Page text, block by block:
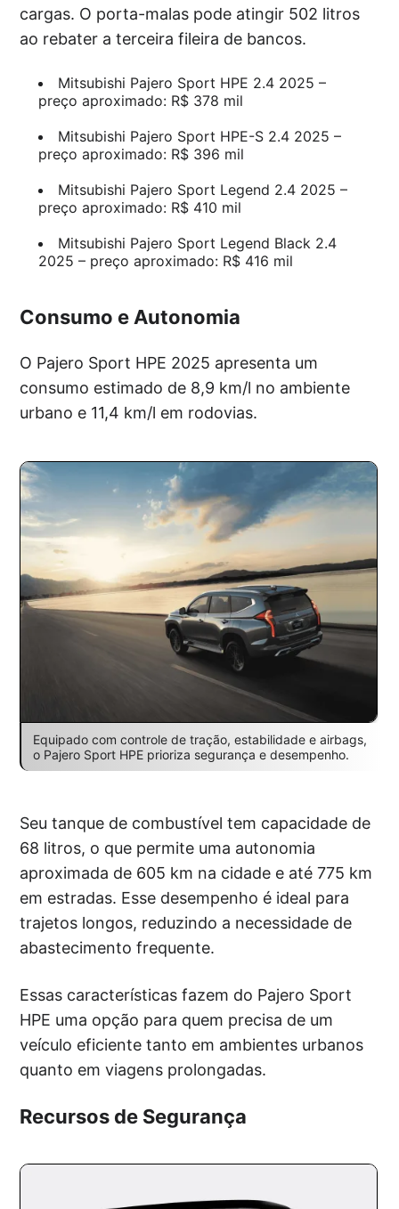
cargas. O porta-malas pode atingir 502 litros
ao rebater a terceira fileira de bancos.
Mitsubishi Pajero Sport HPE 2.4 2025 –
preço aproximado: R$ 378 mil
Mitsubishi Pajero Sport HPE-S 2.4 2025 –
preço aproximado: R$ 396 mil
Mitsubishi Pajero Sport Legend 2.4 2025 –
preço aproximado: R$ 410 mil
Mitsubishi Pajero Sport Legend Black 2.4
2025 – preço aproximado: R$ 416 mil
Consumo e Autonomia
O Pajero Sport HPE 2025 apresenta um
consumo estimado de 8,9 km/l no ambiente
urbano e 11,4 km/l em rodovias.
Equipado com controle de tração, estabilidade e airbags,
o Pajero Sport HPE prioriza segurança e desempenho.
Seu tanque de combustível tem capacidade de
68 litros, o que permite uma autonomia
aproximada de 605 km na cidade e até 775 km
em estradas. Esse desempenho é ideal para
trajetos longos, reduzindo a necessidade de
abastecimento frequente.
Essas características fazem do Pajero Sport
HPE uma opção para quem precisa de um
veículo eficiente tanto em ambientes urbanos
quanto em viagens prolongadas.
Recursos de Segurança